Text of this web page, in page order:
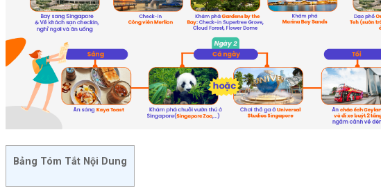
Bảng Tóm Tắt Nội Dung